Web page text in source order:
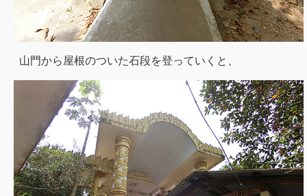
山門から屋根のついた石段を登っていくと、